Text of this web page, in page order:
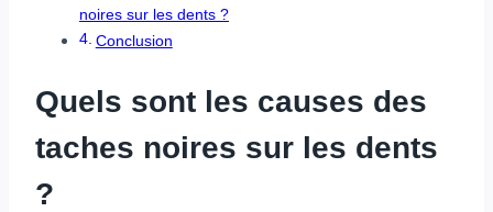
noires sur les dents ?
Conclusion
Quels sont les causes des
taches noires sur les dents
?